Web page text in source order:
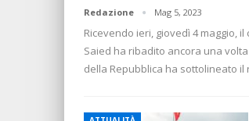
Redazione Mag 5, 2023
Ricevendo ieri, giovedì 4 maggio,
Saied ha ribadito ancora una
della Repubblica ha sottolineato